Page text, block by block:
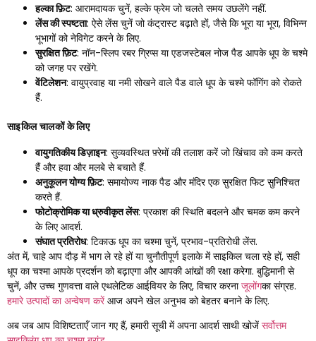
हल्का फ़िट: आरामदायक चुनें, हल्के फ्रेम जो चलते समय उछलेंगे नहीं.
लेंस की स्पष्टता: ऐसे लेंस चुनें जो कंट्रास्ट बढ़ाते हों, जैसे कि भूरा या भूरा, विभिन्न
भूभागों को नेविगेट करने के लिए.
सुरक्षित फ़िट: नॉन-स्लिप रबर ग्रिप्स या एडजस्टेबल नोज पैड आपके धूप के चश्मे
को जगह पर रखेंगे.
वेंटिलेशन: वायुप्रवाह या नमी सोखने वाले पैड वाले धूप के चश्मे फॉगिंग को रोकते
हैं.
साइकिल चालकों के लिए
वायुगतिकीय डिज़ाइन: सुव्यवस्थित फ़्रेमों की तलाश करें जो खिंचाव को कम करते
हैं और हवा और मलबे से बचाते हैं.
अनुकूलन योग्य फ़िट: समायोज्य नाक पैड और मंदिर एक सुरक्षित फिट सुनिश्चित
करते हैं.
फोटोक्रोमिक या ध्रुवीकृत लेंस: प्रकाश की स्थिति बदलने और चमक कम करने
के लिए आदर्श.
संघात प्रतिरोध: टिकाऊ धूप का चश्मा चुनें, प्रभाव-प्रतिरोधी लेंस.
अंत में, चाहे आप दौड़ में भाग ले रहे हों या चुनौतीपूर्ण इलाके में साइकिल चला रहे हों, सही
धूप का चश्मा आपके प्रदर्शन को बढ़ाएगा और आपकी आंखों की रक्षा करेगा. बुद्धिमानी से
चुनें, और उच्च गुणवत्ता वाले एथलेटिक आईवियर के लिए, विचार करनाजूलोंगका संग्रह.
हमारे उत्पादों का अन्वेषण करेंआज अपने खेल अनुभव को बेहतर बनाने के लिए.
अब जब आप विशिष्टताएँ जान गए हैं, हमारी सूची में अपना आदर्श साथी खोजें सर्वोत्तम